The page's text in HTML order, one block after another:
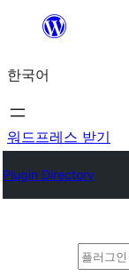
츠
로
바
가
한국어
워드프레스 받기
Plugin Directory
검